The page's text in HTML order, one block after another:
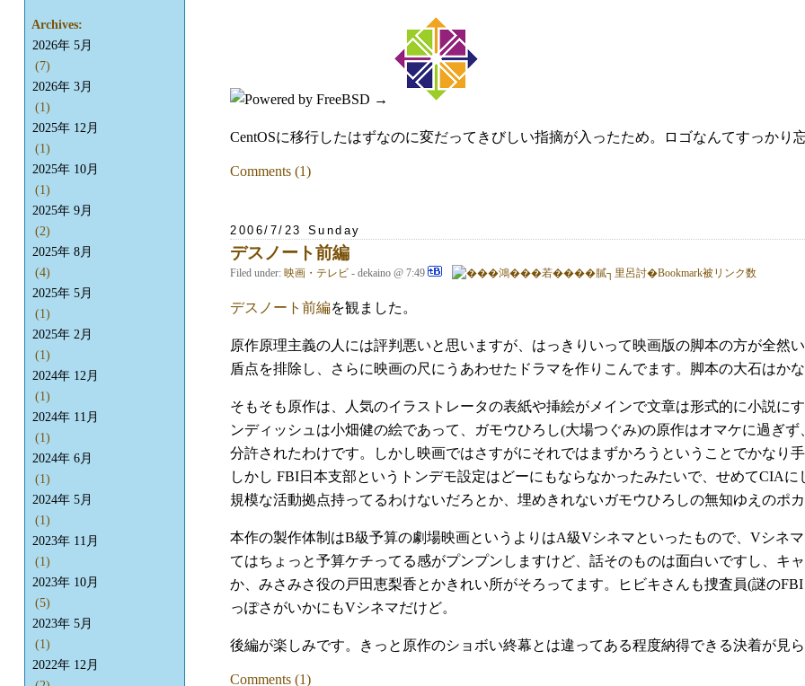
→
CentOSに移行したはずなのに変だってきびしい指摘が入ったため。ロゴなんてすっかり
Comments (1)
2006/7/23 Sunday
デスノート前編
Filed under: 映画・テレビ - dekaino @ 7:49
デスノート前編を観ました。
原作原理主義の人には評判悪いと思いますが、はっきりいって映画版の脚本の方が全然
盾点を排除し、さらに映画の尺にうあわせたドラマを作りこんでます。脚本の大石はかな
そもそも原作は、人気のイラストレータの表紙や挿絵がメインで文章は形式的に小説に
ンディッシュは小畑健の絵であって、ガモウひろし(大場つぐみ)の原作はオマケに過ぎ
分許されたわけです。しかし映画ではさすがにそれではまずかろうということでかなり手
しかし FBI日本支部というトンデモ設定はどーにもならなかったみたいで、せめてCIA
規模な活動拠点持ってるわけないだろとか、埋めきれないガモウひろしの無知ゆえのポカ
本作の製作体制はB級予算の劇場映画というよりはA級Vシネマといったもので、Vシネ
てはちょっと予算ケチってる感がプンプンしますけど、話そのものは面白いですし、キ
か、みさみさ役の戸田恵梨香とかきれい所がそろってます。ヒビキさんも捜査員(謎の
っぽさがいかにもVシネマだけど。
後編が楽しみです。きっと原作のショボい終幕とは違ってある程度納得できる決着が見
Comments (1)
Archives:
2026年 5月
(7)
2026年 3月
(1)
2025年 12月
(1)
2025年 10月
(1)
2025年 9月
(2)
2025年 8月
(4)
2025年 5月
(1)
2025年 2月
(1)
2024年 12月
(1)
2024年 11月
(1)
2024年 6月
(1)
2024年 5月
(1)
2023年 11月
(1)
2023年 10月
(5)
2023年 5月
(1)
2022年 12月